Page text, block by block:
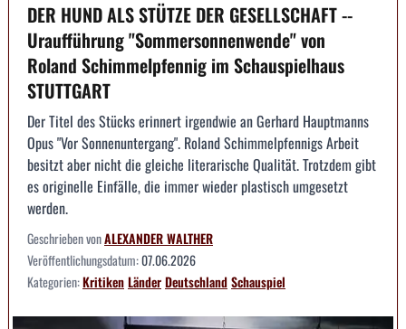
DER HUND ALS STÜTZE DER GESELLSCHAFT --
Uraufführung "Sommersonnenwende" von
Roland Schimmelpfennig im Schauspielhaus
STUTTGART
Der Titel des Stücks erinnert irgendwie an Gerhard Hauptmanns
Opus "Vor Sonnenuntergang". Roland Schimmelpfennigs Arbeit
besitzt aber nicht die gleiche literarische Qualität. Trotzdem gibt
es originelle Einfälle, die immer wieder plastisch umgesetzt
werden.
Geschrieben vonALEXANDER WALTHER
Veröffentlichungsdatum:07.06.2026
Kategorien:KritikenLänderDeutschlandSchauspiel